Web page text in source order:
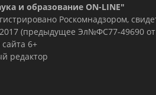
и образование ON-LINE"
Роскомнадзором,
(предыдущее Эл№ФC77-49690
6+
редактор